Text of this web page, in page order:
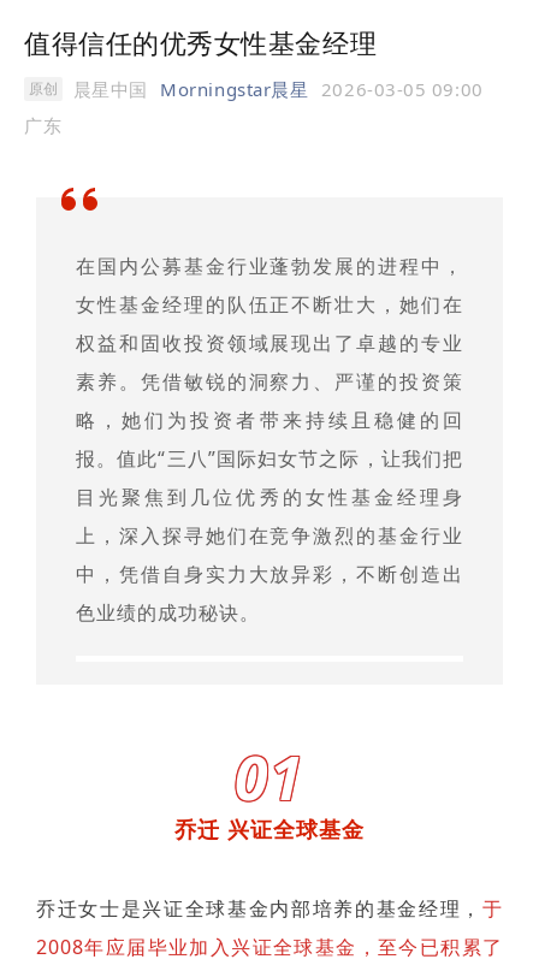
值得信任的优秀女性基金经理
原创 晨星中国 Morningstar晨星
2026-03-05 09:00
广东
在国内公募基金行业蓬勃发展的进程中，
女性基金经理的队伍正不断壮大，她们在
权益和固收投资领域展现出了卓越的专业
素养。凭借敏锐的洞察力、严谨的投资策
略，她们为投资者带来持续且稳健的回
报。值此“三八”国际妇女节之际，让我们把
目光聚焦到几位优秀的女性基金经理身
上，深入探寻她们在竞争激烈的基金行业
中，凭借自身实力大放异彩，不断创造出
色业绩的成功秘诀。
01
乔迁 兴证全球基金
乔迁女士是兴证全球基金内部培养的基金经理， 于
2008年应届毕业加入兴证全球基金，至今已积累了